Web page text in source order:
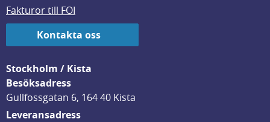
Fakturor till FOI
Kontakta oss
Stockholm / Kista
Besöksadress
Gullfossgatan 6, 164 40 Kista
Leveransadress